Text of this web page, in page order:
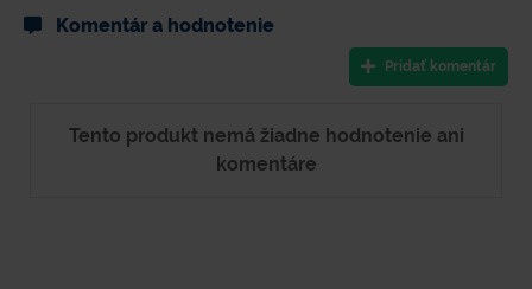
Komentár a hodnotenie
Pridať komentár
Tento produkt nemá žiadne hodnotenie ani
komentáre